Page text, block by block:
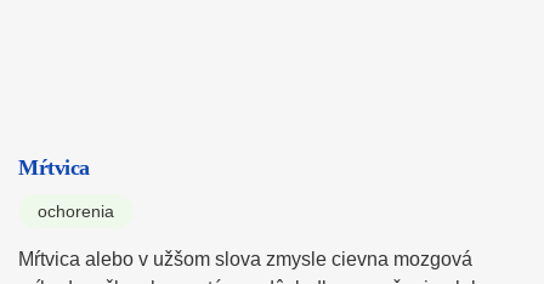
Mŕtvica
ochorenia
Mŕtvica alebo v užšom slova zmysle cievna mozgová